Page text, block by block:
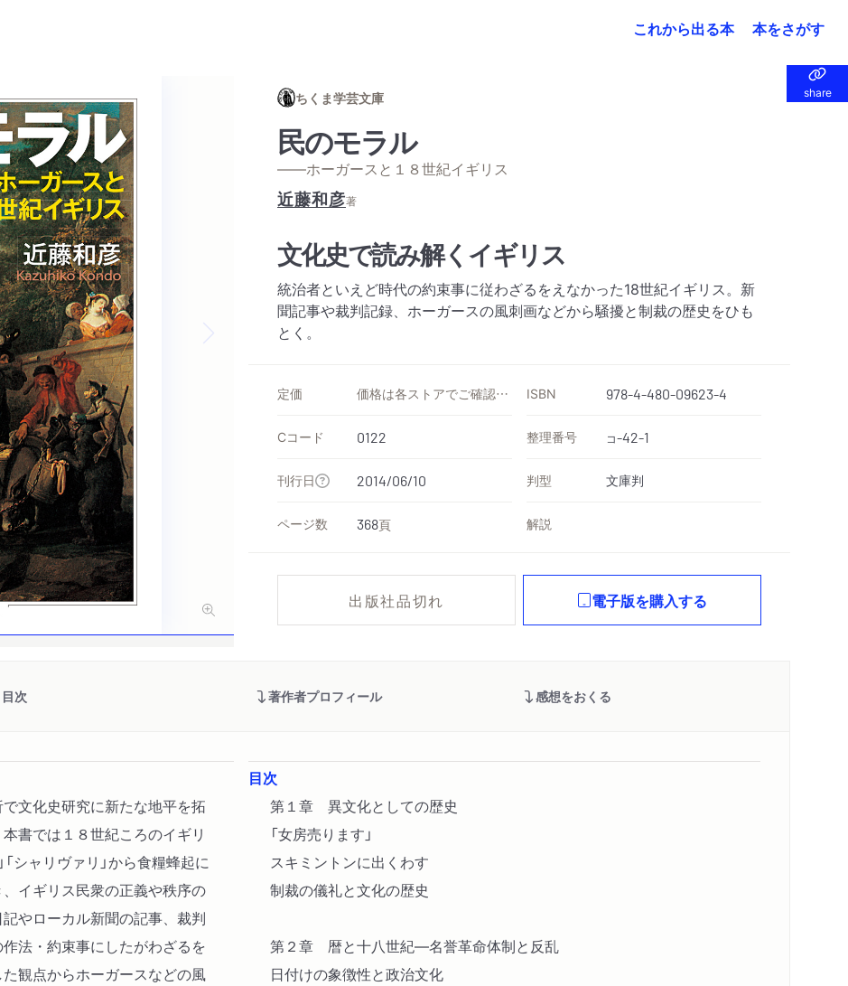
これから出る本 本をさがす
share
share
ちくま学芸文庫
民のモラル
——ホーガースと１８世紀イギリス
近藤和彦著
文化史で読み解くイギリス
統治者といえど時代の約束事に従わざるをえなかった18世紀イギリス。新
聞記事や裁判記録、ホーガースの風刺画などから騒擾と制裁の歴史をひも
とく。
定価 価格は各ストアでご確認ください ISBN 978-4-480-09623-4
Cコード 0122 整理番号 コ-42-1
刊行日 2014/06/10 判型 文庫判
ページ数 368頁 解説
出版社品切れ 電子版を購入する
目次 著作者プロフィール 感想をおくる
文化史研究に新たな地平を拓
書では１８世紀ころのイギリ
シャリヴァリ」から食糧蜂起に
イギリス民衆の正義や秩序の
やローカル新聞の記事、裁判
法・約束事にしたがわざるを
観点からホーガースなどの風
目次
第１章 異文化としての歴史
「女房売ります」
スキミントンに出くわす
制裁の儀礼と文化の歴史
第２章 暦と十八世紀―名誉革命体制と反乱
日付けの象徴性と政治文化